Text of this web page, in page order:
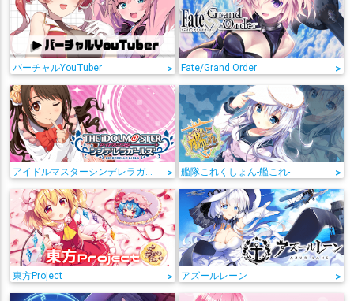
バーチャルYouTuber > Fate/Grand Order >
アイドルマスターシンデレラガールズ > 艦隊これくしょん-艦これ- >
東方Project > アズールレーン >